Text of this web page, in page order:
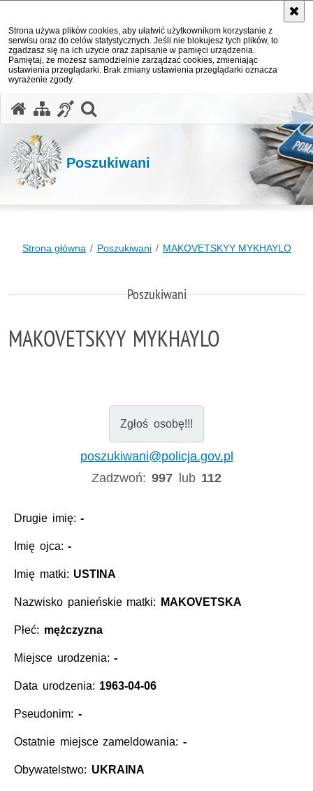
Strona używa plików cookies, aby ułatwić użytkownikom korzystanie z
serwisu oraz do celów statystycznych. Jeśli nie blokujesz tych plików, to
zgadzasz się na ich użycie oraz zapisanie w pamięci urządzenia.
Pamiętaj, że możesz samodzielnie zarządzać cookies, zmieniając
ustawienia przeglądarki. Brak zmiany ustawienia przeglądarki oznacza
wyrażenie zgody.
Poszukiwani
Strona główna Poszukiwani MAKOVETSKYY MYKHAYLO
Poszukiwani
MAKOVETSKYY MYKHAYLO
Zgłoś osobę!!!
poszukiwani@policja.gov.pl
Zadzwoń:997 lub 112
Drugie imię:-
Imię ojca:-
Imię matki: USTINA
Nazwisko panieńskie matki: MAKOVETSKA
Płeć: mężczyzna
Miejsce urodzenia:-
Data urodzenia: 1963-04-06
Pseudonim: -
Ostatnie miejsce zameldowania: -
Obywatelstwo: UKRAINA